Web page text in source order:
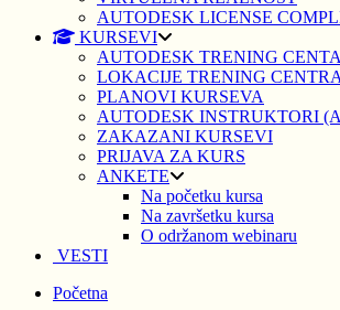
AUTODESK LICENSE
KURSEVI
AUTODESK TRENING
LOKACIJE TRENING CENTRA
PLANOVI KURSEVA
AUTODESK INSTRUKTORI
ZAKAZANI KURSEVI
PRIJAVA ZA KURS
ANKETE
Na početku kursa
Na završetku kursa
O održanom webinaru
VESTI
Početna